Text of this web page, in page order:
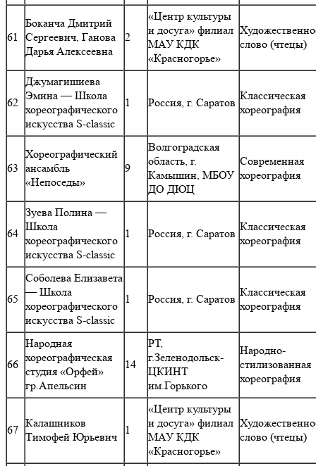
61
Боканча Дмитрий
Сергеевич, Ганова
Дарья Алексеевна
2
«Центр культуры
и досуга» филиал
МАУ КДК
«Красногорье»
слово (чтецы)
62
Джумагишиева
Эмина — Школа
хореографического
искусства S-classic
1 Россия, г. Саратов
Классическая
хореография
63
Хореографический
ансамбль
«Непоседы»
9
Волгоградская
область, г.
Камышин, МБОУ
ДО ДЮЦ
Современная
хореография
64
Зуева Полина —
Школа
хореографического
искусства S-classic
1 Россия, г. Саратов
Классическая
хореография
65
Соболева Елизавета
— Школа
хореографического
искусства S-classic
1 Россия, г. Саратов
Классическая
хореография
66
Народная
хореографическая
студия «Орфей»
гр.Апельсин
14
РТ,
г.Зеленодольск-
ЦКИНТ
им.Горького
Народно-
стилизованная
хореография
67
Калашников
Тимофей Юрьевич
1
«Центр культуры
и досуга» филиал
МАУ КДК
«Красногорье»
слово (чтецы)